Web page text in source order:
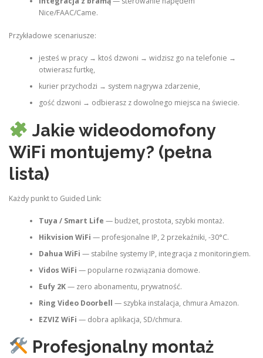
Nice/FAAC/Came.
Przykładowe scenariusze:
jesteś w pracy → ktoś dzwoni → widzisz go na telefonie →
otwierasz furtkę,
kurier przychodzi → system nagrywa zdarzenie,
gość dzwoni → odbierasz z dowolnego miejsca na świecie.
Jakie wideodomofony
WiFi montujemy? (pełna
lista)
Każdy punkt to Guided Link:
Tuya / Smart Life — budżet, prostota, szybki montaż.
Hikvision WiFi — profesjonalne IP, 2 przekaźniki, -30°C.
Dahua WiFi — stabilne systemy IP, integracja z monitoringiem.
Vidos WiFi — popularne rozwiązania domowe.
Eufy 2K— zero abonamentu, prywatność.
Ring Video Doorbell — szybka instalacja, chmura Amazon.
EZVIZ WiFi — dobra aplikacja, SD/chmura.
Profesjonalny montaż